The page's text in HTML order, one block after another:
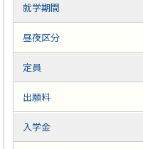
就学期間
昼夜区分
定員
出願料
入学金